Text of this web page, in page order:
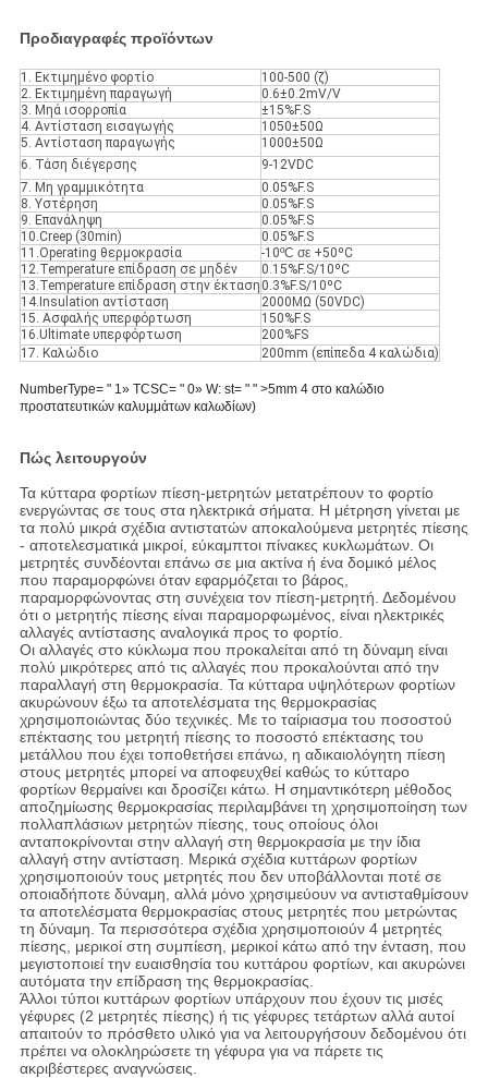
Προδιαγραφές προϊόντων
1. Εκτιμημένο φορτίο
100-500 (ζ)
2. Εκτιμημένη παραγωγή
0.6±0.2mV/V
3. Μηά ισορροπία
±15%F.S
4. Αντίσταση εισαγωγής
1050±50Ω
5. Αντίσταση παραγωγής
1000±50Ω
6. Τάση διέγερσης
9-12VDC
7. Μη γραμμικότητα
0.05%F.S
8. Υστέρηση
0.05%F.S
9. Επανάληψη
0.05%F.S
10.Creep (30min)
0.05%F.S
11.Operating θερμοκρασία
-10ºC σε+50ºC
12.Temperature επίδραση σε μηδέν
0.15%F.S/10ºC
13.Temperature επίδραση στην έκταση 0.3%F.S/10ºC
14.Insulation αντίσταση
2000MΩ (50VDC)
15. Ασφαλής υπερφόρτωση
150%F.S
16.Ultimate υπερφόρτωση
200%FS
17. Καλώδιο
200mm (επίπεδα 4 καλώδια)
NumberType= " 1» TCSC= " 0» W: st= " " >5mm 4 στο καλώδιο
προστατευτικών καλυμμάτων καλωδίων)
Πώς λειτουργούν
Τα κύτταρα φορτίων πίεση-μετρητών μετατρέπουν το φορτίο
ενεργώντας σε τους στα ηλεκτρικά σήματα. Η μέτρηση γίνεται με
τα πολύ μικρά σχέδια αντιστατών αποκαλούμενα μετρητές πίεσης
- αποτελεσματικά μικροί, εύκαμπτοι πίνακες κυκλωμάτων. Οι
μετρητές συνδέονται επάνω σε μια ακτίνα ή ένα δομικό μέλος
που παραμορφώνει όταν εφαρμόζεται το βάρος,
παραμορφώνοντας στη συνέχεια τον πίεση-μετρητή. Δεδομένου
ότι ο μετρητής πίεσης είναι παραμορφωμένος, είναι ηλεκτρικές
αλλαγές αντίστασης αναλογικά προς το φορτίο.
Οι αλλαγές στο κύκλωμα που προκαλείται από τη δύναμη είναι
πολύ μικρότερες από τις αλλαγές που προκαλούνται από την
παραλλαγή στη θερμοκρασία. Τα κύτταρα υψηλότερων φορτίων
ακυρώνουν έξω τα αποτελέσματα της θερμοκρασίας
χρησιμοποιώντας δύο τεχνικές. Με το ταίριασμα του ποσοστού
επέκτασης του μετρητή πίεσης το ποσοστό επέκτασης του
μετάλλου που έχει τοποθετήσει επάνω, η αδικαιολόγητη πίεση
στους μετρητές μπορεί να αποφευχθεί καθώς το κύτταρο
φορτίων θερμαίνει και δροσίζει κάτω. Η σημαντικότερη μέθοδος
αποζημίωσης θερμοκρασίας περιλαμβάνει τη χρησιμοποίηση των
πολλαπλάσιων μετρητών πίεσης, τους οποίους όλοι
ανταποκρίνονται στην αλλαγή στη θερμοκρασία με την ίδια
αλλαγή στην αντίσταση. Μερικά σχέδια κυττάρων φορτίων
χρησιμοποιούν τους μετρητές που δεν υποβάλλονται ποτέ σε
οποιαδήποτε δύναμη, αλλά μόνο χρησιμεύουν να αντισταθμίσουν
τα αποτελέσματα θερμοκρασίας στους μετρητές που μετρώντας
τη δύναμη. Τα περισσότερα σχέδια χρησιμοποιούν 4 μετρητές
πίεσης, μερικοί στη συμπίεση, μερικοί κάτω από την ένταση, που
μεγιστοποιεί την ευαισθησία του κυττάρου φορτίων, και ακυρώνει
αυτόματα την επίδραση της θερμοκρασίας.
Άλλοι τύποι κυττάρων φορτίων υπάρχουν που έχουν τις μισές
γέφυρες (2 μετρητές πίεσης) ή τις γέφυρες τετάρτων αλλά αυτοί
απαιτούν το πρόσθετο υλικό για να λειτουργήσουν δεδομένου ότι
πρέπει να ολοκληρώσετε τη γέφυρα για να πάρετε τις
ακριβέστερες αναγνώσεις.